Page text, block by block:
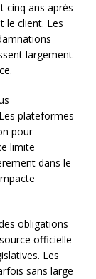
cinq ans après
le client. Les
largement
plateformes
pour
limite
dans le
obligations
officielle
Les
sans large